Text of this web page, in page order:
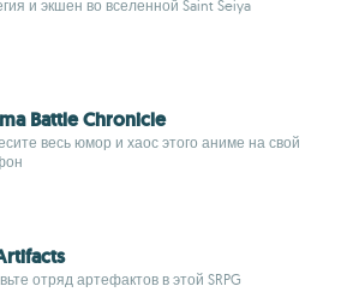
и экшен во вселенной Saint Seiya
Battle Chronicle
весь юмор и хаос этого аниме на свой
отряд артефактов в этой SRPG